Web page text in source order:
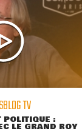
TV
POLITIQUE :
LE GRAND ROY